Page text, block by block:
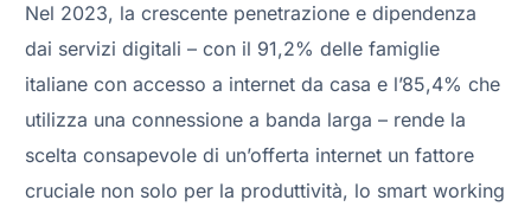
Nel 2023, la crescente penetrazione e dipendenza
dai servizi digitali – con il 91,2% delle famiglie
italiane con accesso a internet da casa e l’85,4% che
utilizza una connessione a banda larga – rende la
scelta consapevole di un’offerta internet un fattore
cruciale non solo per la produttività, lo smart working